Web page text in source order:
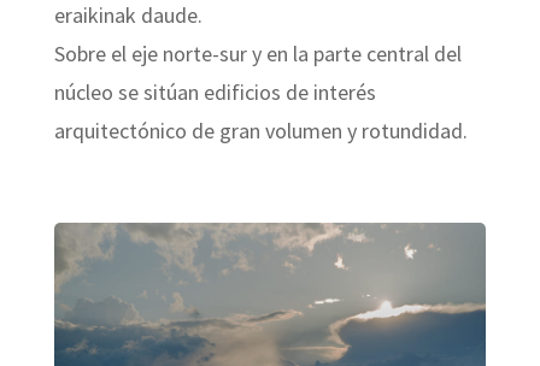
eraikinak daude.
Sobre el eje norte-sur y en la parte central del
núcleo se sitúan edificios de interés
arquitectónico de gran volumen y rotundidad.